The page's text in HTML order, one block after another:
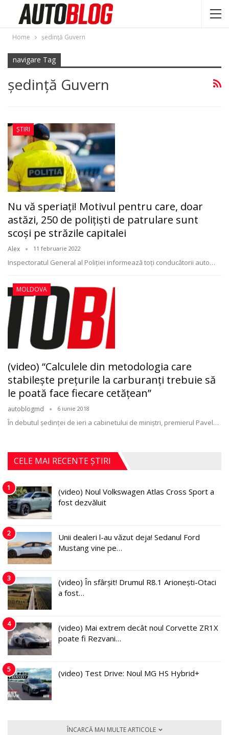
Home şedinţă Guvern
navigare Tag
şedinţă Guvern
ȘTIRI
Nu vă speriaţi! Motivul pentru care, doar
astăzi, 250 de polițiști de patrulare sunt
scoși pe străzile capitalei
Alex 11 februarie 2022
Inspectoratul General al Poliției informează toți conducătorii auto…
MOLDOVA
(video) “Calculele din metodologia care
stabileşte preţurile la carburanţi trebuie să
le poată face fiecare cetăţean”
autoblogmd 6 iunie 2018
În debutul ședinței de ieri a cabinetului de miniștri, premierul Pavel…
CELE MAI RECENTE ȘTIRI
1
(video) Noul Volkswagen Atlas Cross Sport a
fost dezvăluit
2
Unii dealeri l-au văzut deja! Sedanul Ford
Mustang vine pe…
3
(video) În sfârșit! Drumul R8.1 Arionești-Otaci
a fost…
4
(video) Mai extrem decât noul Corvette ZR1X
poate fi Rezvani…
5 (video) Test Drive: Noul MG HS Hybrid+
ÎNCARCĂ MAI MULTE ARTICOLE